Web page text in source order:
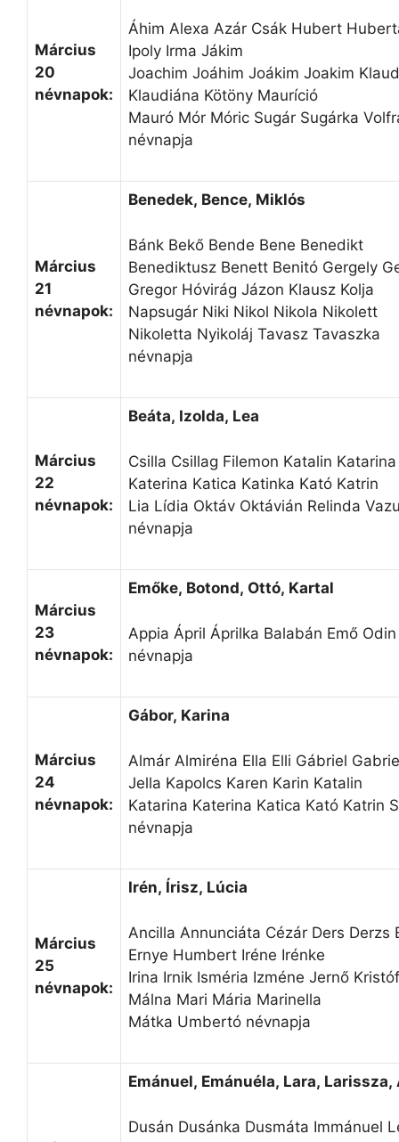
Március
20
névnapok:
Áhim Alexa Azár Csák Hubert
Ipoly Irma Jákim
Joachim Joáhim Joákim Joakim
Klaudiána Kötöny Mauríció
Mauró Mór Móric Sugár Sugárka
névnapja
Március
21
névnapok:
Benedek, Bence, Miklós
Bánk Bekő Bende Bene Benedikt
Benediktusz Benett Benitó Gergely
Gregor Hóvirág Jázon Klausz Kolja
Napsugár Niki Nikol Nikola Nikolett
Nikoletta Nyikoláj Tavasz Tavaszka
névnapja
Március
22
névnapok:
Beáta, Izolda, Lea
Csilla Csillag Filemon Katalin Katarina
Katerina Katica Katinka Kató Katrin
Lia Lídia Oktáv Oktávián Relinda
névnapja
Március
23
névnapok:
Emőke, Botond, Ottó, Kartal
Appia Ápril Áprilka Balabán Emő
névnapja
Március
24
névnapok:
Gábor, Karina
Almár Almiréna Ella Elli Gábriel
Jella Kapolcs Karen Karin Katalin
Katarina Katerina Katica Kató Katrin
névnapja
Március
25
névnapok:
Irén, Írisz, Lúcia
Ancilla Annunciáta Cézár Ders Derzs
Ernye Humbert Iréne Irénke
Irina Irnik Isméria Izméne Jernő Kristóf
Málna Mari Mária Marinella
Mátka Umbertó névnapja
Emánuel, Emánuéla, Lara, Larissza,
Dusán Dusánka Dusmáta Immánuel